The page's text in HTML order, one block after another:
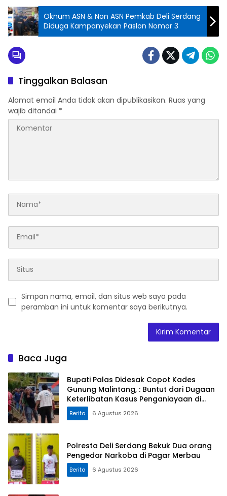
Oknum ASN & Non ASN Pemkab Deli Serdang
Diduga Kampanyekan Paslon Nomor 3
Tinggalkan Balasan
Alamat email Anda tidak akan dipublikasikan. Ruas yang
wajib ditandai *
Simpan nama, email, dan situs web saya pada
peramban ini untuk komentar saya berikutnya.
Baca Juga
Bupati Palas Didesak Copot Kades
Gunung Malintang, : Buntut dari Dugaan
Keterlibatan Kasus Penganiayaan di
Dusun Balaka
Berita 6 Agustus 2026
Polresta Deli Serdang Bekuk Dua orang
Pengedar Narkoba di Pagar Merbau
Berita 6 Agustus 2026